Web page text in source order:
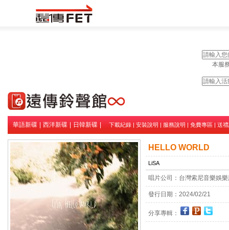
本服
華語新碟 西洋新碟 日韓新碟 下載紀錄 | 安裝說明 | 服務說明 | 免費專區 | 送
HELLO WORLD
LiSA
唱片公司： 台灣索尼音樂娛
發行日期： 2024/02/21
分享專輯：